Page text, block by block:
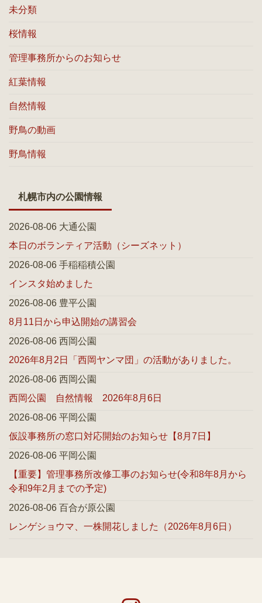
未分類
桜情報
管理事務所からのお知らせ
紅葉情報
自然情報
野鳥の動画
野鳥情報
札幌市内の公園情報
2026-08-06 大通公園
本日のボランティア活動（シーズネット）
2026-08-06 手稲稲積公園
インスタ始めました
2026-08-06 豊平公園
8月11日から申込開始の講習会
2026-08-06 西岡公園
2026年8月2日「西岡ヤンマ団」の活動がありました。
2026-08-06 西岡公園
西岡公園 自然情報 2026年8月6日
2026-08-06 平岡公園
仮設事務所の窓口対応開始のお知らせ【8月7日】
2026-08-06 平岡公園
【重要】管理事務所改修工事のお知らせ(令和8年8月から
令和9年2月までの予定)
2026-08-06 百合が原公園
レンゲショウマ、一株開花しました（2026年8月6日）